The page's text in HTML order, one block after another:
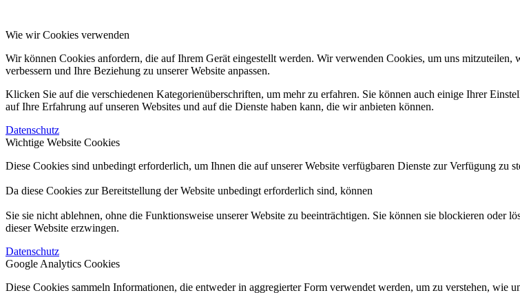
Wie wir Cookies verwenden
Wir können Cookies anfordern, die auf Ihrem Gerät eingestellt werden. Wir verwenden Cookies, um uns mitzuteilen,
verbessern und Ihre Beziehung zu unserer Website anpassen.
Klicken Sie auf die verschiedenen Kategorienüberschriften, um mehr zu erfahren. Sie können auch einige Ihrer
auf Ihre Erfahrung auf unseren Websites und auf die Dienste haben kann, die wir anbieten können.
Datenschutz
Wichtige Website Cookies
Diese Cookies sind unbedingt erforderlich, um Ihnen die auf unserer Website verfügbaren Dienste zur Verfügung zu
Da diese Cookies zur Bereitstellung der Website unbedingt erforderlich sind, können
Sie sie nicht ablehnen, ohne die Funktionsweise unserer Website zu beeinträchtigen. Sie können sie blockieren
dieser Website erzwingen.
Datenschutz
Google Analytics Cookies
Diese Cookies sammeln Informationen, die entweder in aggregierter Form verwendet werden, um zu verstehen,